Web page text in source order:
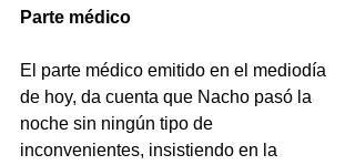
Parte médico
El parte médico emitido en el mediodía
de hoy, da cuenta que Nacho pasó la
noche sin ningún tipo de
inconvenientes, insistiendo en la